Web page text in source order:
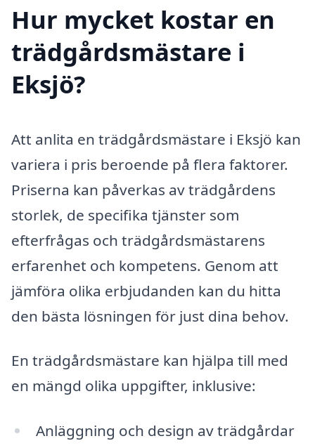
Hur mycket kostar en
trädgårdsmästare i
Eksjö?
Att anlita en trädgårdsmästare i Eksjö kan
variera i pris beroende på flera faktorer.
Priserna kan påverkas av trädgårdens
storlek, de specifika tjänster som
efterfrågas och trädgårdsmästarens
erfarenhet och kompetens. Genom att
jämföra olika erbjudanden kan du hitta
den bästa lösningen för just dina behov.
En trädgårdsmästare kan hjälpa till med
en mängd olika uppgifter, inklusive:
Anläggning och design av trädgårdar